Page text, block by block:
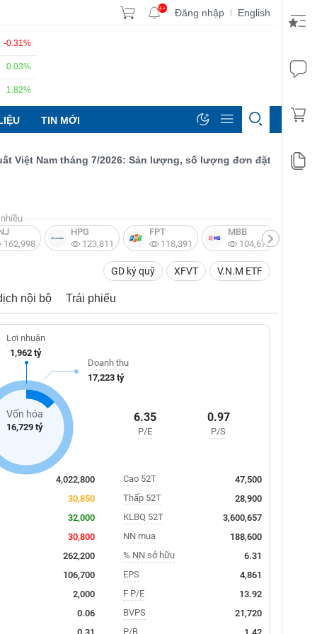
9+ Đăng nhập | English
-0.31%
0.03%
1.82%
TIN MỚI
Nam tháng 7/2026: Sản lượng, số lượng đơn đặt hàng mới và
162,998
HPG
123,811
FPT
118,391
MBB
104,672
GD ký quỹ XFVT V.N.M ETF
nội bộ Trái phiếu
Vốn hóa
16,729 tỷ
Lợi nhuận
1,962 tỷ
Doanh thu
17,223 tỷ
6.35
P/E
0.97
P/S
4,022,800
30,850
32,000
30,800
262,200
106,700
2,000
0.06
0.31
Cao 52T
47,500
Thấp 52T
28,900
KLBQ 52T
3,600,657
NN mua
188,600
% NN sở hữu
6.31
EPS
4,861
F P/E
13.92
BVPS
21,720
P/B
1.42